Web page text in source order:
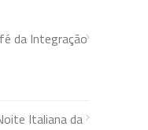
da Integração
Italiana da